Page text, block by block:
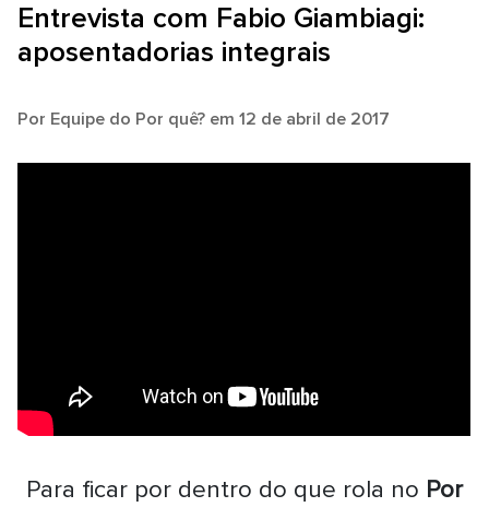
Entrevista com Fabio Giambiagi:
aposentadorias integrais
Por Equipe do Por quê? em 12 de abril de 2017
Para ficar por dentro do que rola no Por